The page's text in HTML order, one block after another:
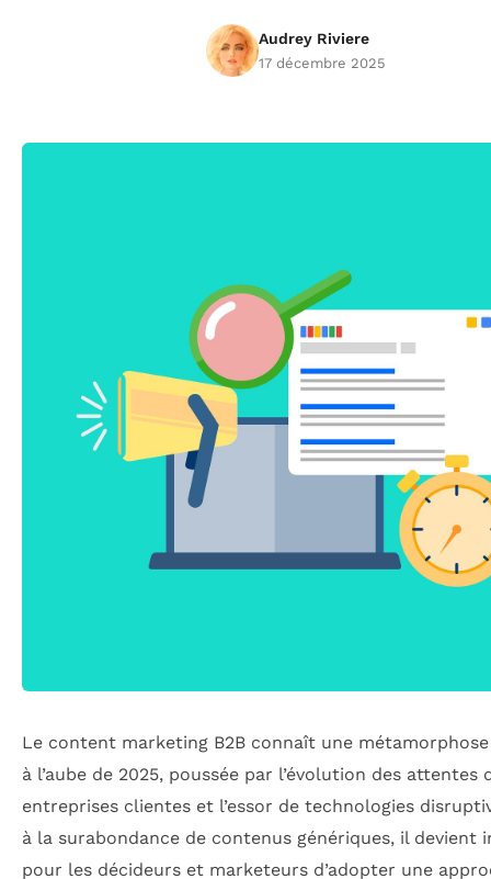
Audrey Riviere
17 décembre 2025
Le content marketing B2B connaît une
à l’aube de 2025, poussée par l’évolution des attentes
entreprises clientes et l’essor de technologies
à la surabondance de contenus génériques, il devient
pour les décideurs et marketeurs d’adopter une